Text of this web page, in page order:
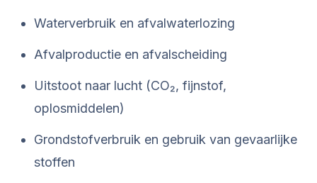
Waterverbruik en afvalwaterlozing
Afvalproductie en afvalscheiding
Uitstoot naar lucht (CO₂, fijnstof,
oplosmiddelen)
Grondstofverbruik en gebruik van gevaarlijke
stoffen